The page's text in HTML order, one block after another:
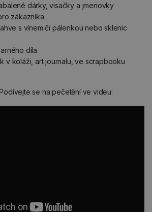
dárky, visačky a jmenovky
zákazníka
s vínem či pálenkou nebo sklenic
díla
v koláži, art journalu, ve scrapbooku
se na pečetění ve videu: